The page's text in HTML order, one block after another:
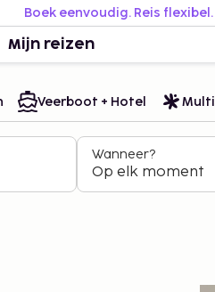
Boek eenvoudig. Reis
Mijn reizen
Veerboot + Hotel
Wanneer?
Op elk moment